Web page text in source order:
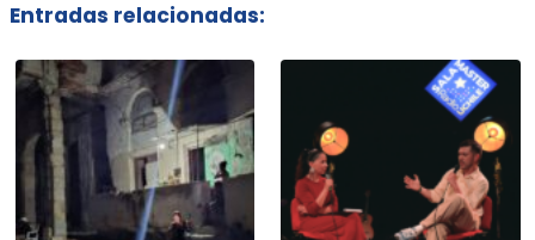
Entradas relacionadas: